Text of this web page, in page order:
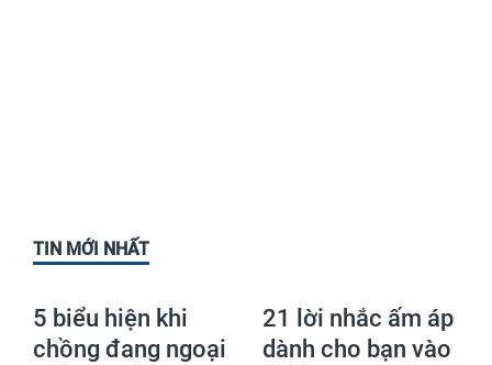
TIN MỚI NHẤT
5 biểu hiện khi
chồng đang ngoại
21 lời nhắc ấm áp
dành cho bạn vào